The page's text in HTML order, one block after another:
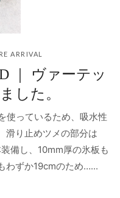
RE ARRIVAL
｜ ヴァーテッ
した。
使っているため、吸水性
滑り止めツメの部分は
備し、10mm厚の氷板も
わずか19cmのため…...